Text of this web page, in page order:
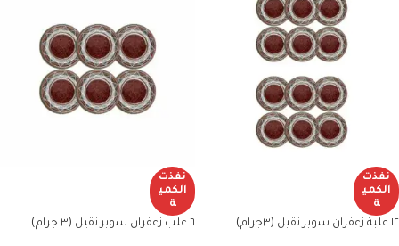
نفذت
الكمي
ة
١٢ علبة زعفران سوبر نقيل (٣جرام)
نفذت
الكمي
ة
٦ علب زعفران سوبر نقيل (٣ جرام)